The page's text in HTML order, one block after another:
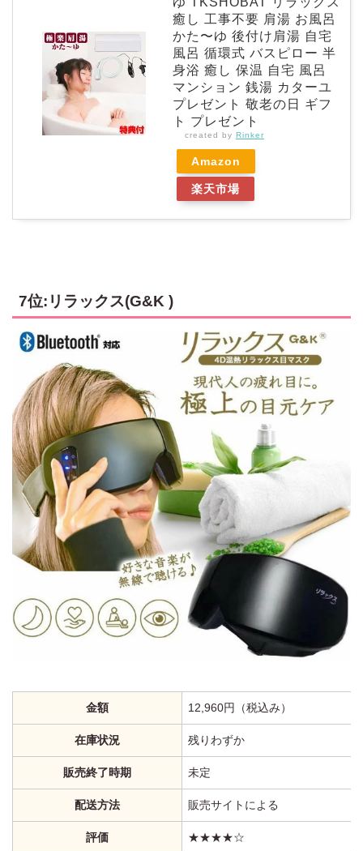
癒し 工事不要 肩湯 お風呂
かた〜ゆ 後付け肩湯 自宅
風呂 循環式 バスピロー 半
身浴 癒し 保温 自宅 風呂
マンション 銭湯 カターユ
プレゼント 敬老の日 ギフ
ト プレゼント
created by Rinker
Amazon
楽天市場
7位:リラックス(G&K )
金額 12,960円（税込み）
在庫状況 残りわずか
販売終了時期 未定
配送方法 販売サイトによる
評価 ★★★★☆